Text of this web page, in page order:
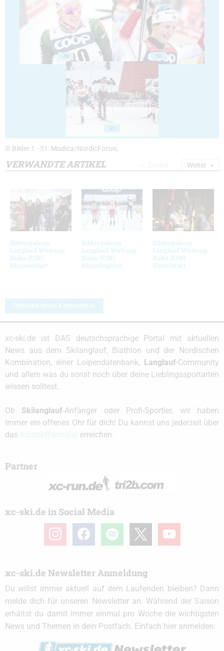
49 50
51
© Bilder 1 - 51: Modica/NordicFocus;
VERWANDTE ARTIKEL
Bildergalerie
Langlauf Weltcup
Ruka (FIN)
Massenstart
Bildergalerie
Langlauf Weltcup
Ruka (FIN)
Klassiksprint
Bildergalerie
Langlauf Weltcup
Ruka (FIN)
Einzelstart
Weiter
Schreibe einen Kommentar
xc-ski.de ist DAS deutschsprachige Portal mit aktuellen
News aus dem Skilanglauf, Biathlon und der Nordischen
Kombination, einer Loipendatenbank,
Langlauf-Community
und allem was du sonst noch über deine Lieblingssportarten
wissen solltest.
Ob Skilanglauf-Anfänger oder Profi-Sportler, wir haben
immer ein offenes Ohr für dich! Du kannst uns jederzeit über
das
erreichen.
Partner
xc-ski.de in Social Media
instagramfacebook spotify youtube
xc-ski.de Newsletter Anmeldung
Du willst immer aktuell auf dem Laufenden bleiben? Dann
melde dich für unseren Newsletter an. Während der Saison
erhältst du damit immer einmal pro Woche die wichtigsten
News und Themen in dein Postfach. Einfach hier anmelden: